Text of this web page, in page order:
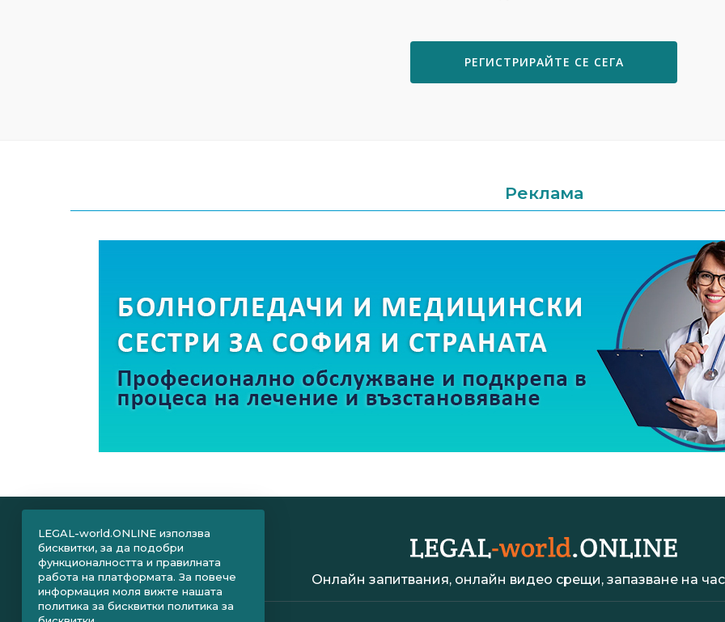
РЕГИСТРИРАЙТЕ СЕ СЕГА
Реклама
Онлайн запитвания, онлайн видео срещи, запазване на
LEGAL-world.ONLINE използва
бисквитки, за да подобри
функционалността и правилната
работа на платформата. За повече
информация моля вижте нашата
политика за бисквитки политика за